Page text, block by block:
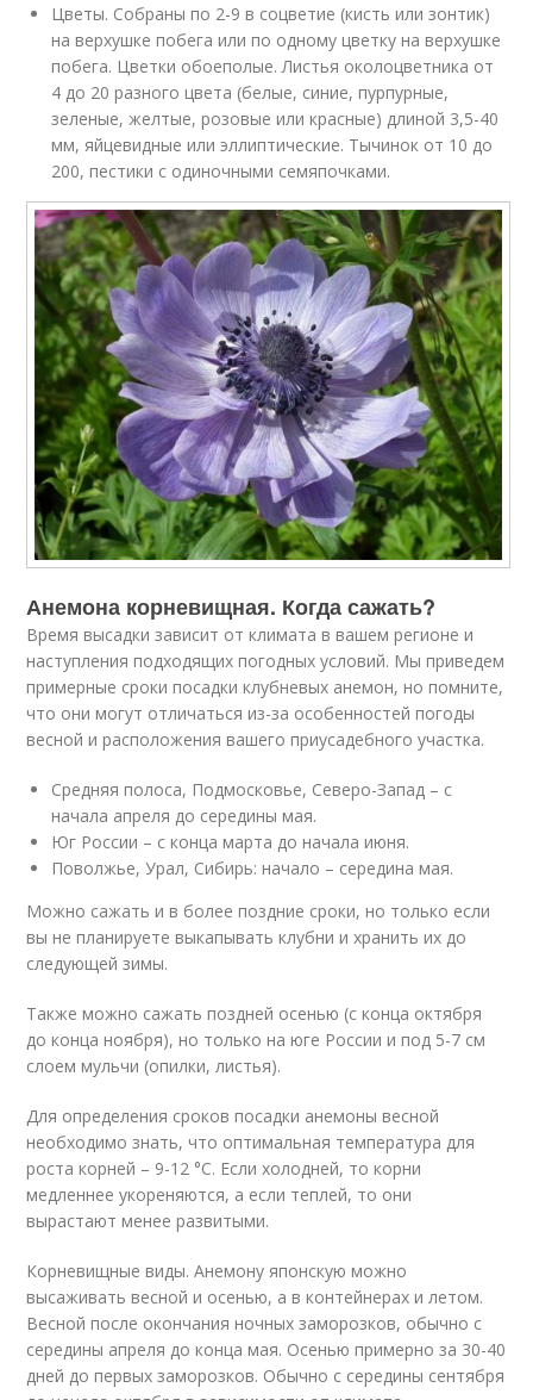
Цветы. Собраны по 2-9 в соцветие (кисть или зонтик)
на верхушке побега или по одному цветку на верхушке
побега. Цветки обоеполые. Листья околоцветника от
4 до 20 разного цвета (белые, синие, пурпурные,
зеленые, желтые, розовые или красные) длиной 3,5-40
мм, яйцевидные или эллиптические. Тычинок от 10 до
200, пестики с одиночными семяпочками.
Анемона корневищная. Когда сажать?
Время высадки зависит от климата в вашем регионе и
наступления подходящих погодных условий. Мы приведем
примерные сроки посадки клубневых анемон, но помните,
что они могут отличаться из-за особенностей погоды
весной и расположения вашего приусадебного участка.
Средняя полоса, Подмосковье, Северо-Запад – с
начала апреля до середины мая.
Юг России – с конца марта до начала июня.
Поволжье, Урал, Сибирь: начало – середина мая.
Можно сажать и в более поздние сроки, но только если
вы не планируете выкапывать клубни и хранить их до
следующей зимы.
Также можно сажать поздней осенью (с конца октября
до конца ноября), но только на юге России и под 5-7 см
слоем мульчи (опилки, листья).
Для определения сроков посадки анемоны весной
необходимо знать, что оптимальная температура для
роста корней – 9-12 °C. Если холодней, то корни
медленнее укореняются, а если теплей, то они
вырастают менее развитыми.
Корневищные виды. Анемону японскую можно
высаживать весной и осенью, а в контейнерах и летом.
Весной после окончания ночных заморозков, обычно с
середины апреля до конца мая. Осенью примерно за 30-40
дней до первых заморозков. Обычно с середины сентября